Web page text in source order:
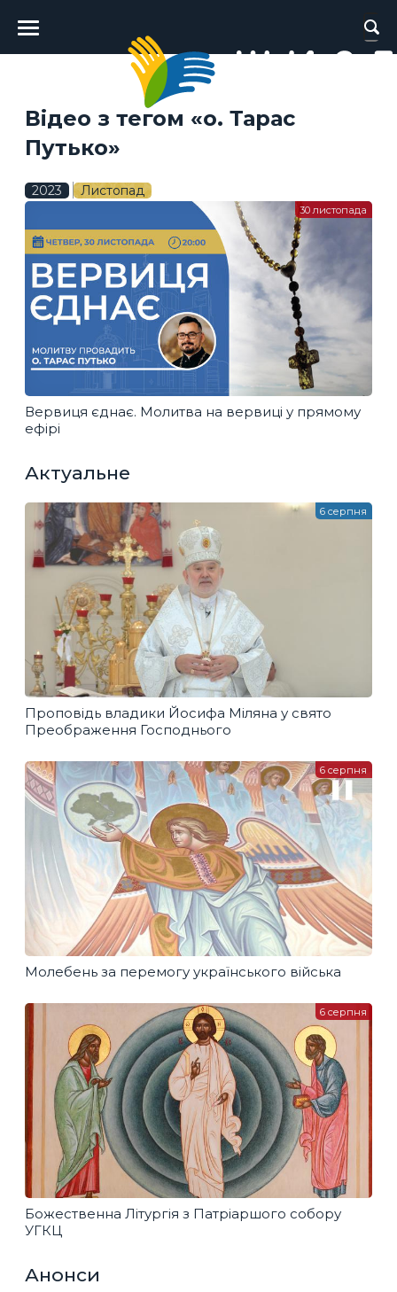
Головне
меню
Відео з тегом «о. Тарас
Путько»
2023 Листопад
Вервиця єднає. Молитва на вервиці у прямому
ефірі
30 листопада
Актуальне
Проповідь владики Йосифа Міляна у свято
Преображення Господнього
6 серпня
Молебень за перемогу українського війська
6 серпня
Божественна Літургія з Патріаршого собору
УГКЦ
6 серпня
Анонси